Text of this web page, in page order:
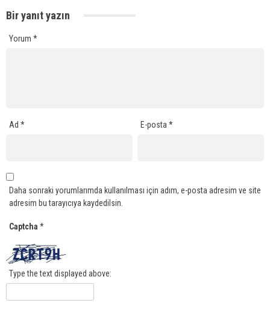
Bir yanıt yazın
Yorum *
Ad * E-posta*
Daha sonraki yorumlarımda kullanılması için adım, e-posta adresim ve site
adresim bu tarayıcıya kaydedilsin.
Captcha *
Type the text displayed above: